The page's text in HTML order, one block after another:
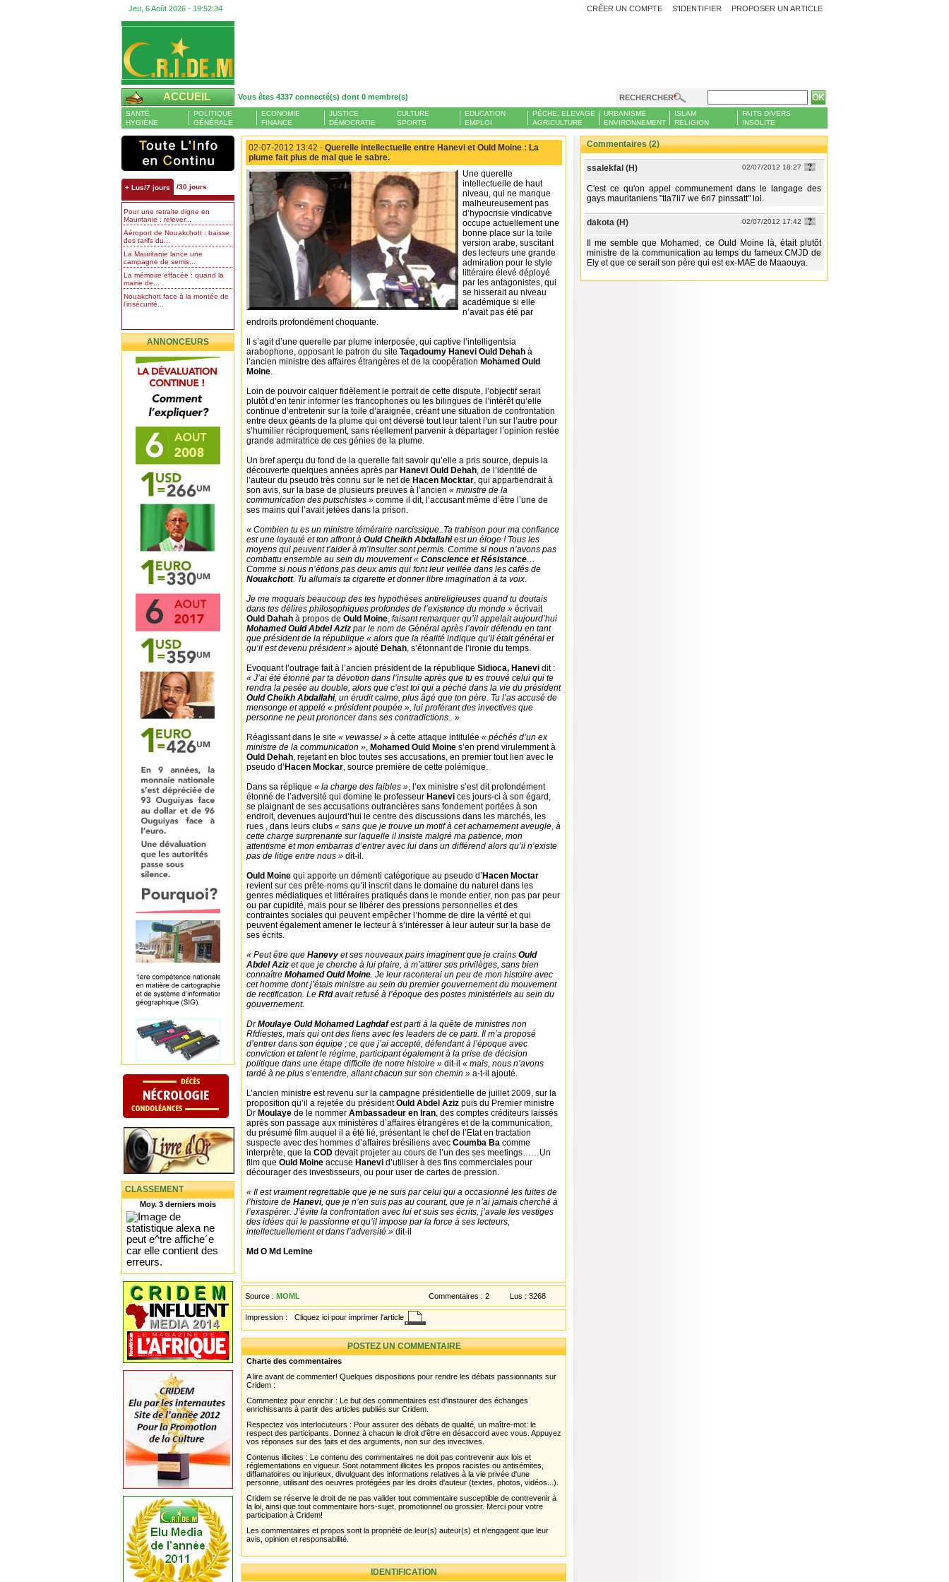
Jeu, 6 Août 2026 - 19:52:35 PROPOSER UN ARTICLE
CRÉER UN COMPTE S'IDENTIFIER
ACCUEIL Vous êtes 4337 connecté(s) dont 0 membre(s) RECHERCHER
SANTÉ
HYGIÈNE
POLITIQUE
GÉNÉRALE
ECONOMIE
FINANCE
JUSTICE
DÉMOCRATIE
CULTURE
SPORTS
EDUCATION
EMPLOI
PÊCHE, ELEVAGE
AGRICULTURE
URBANISME
ENVIRONNEMENT
ISLAM
RELIGION
FAITS DIVERS
INSOLITE
+ Lus/7 jours /30 jours
Pour une retraite digne en
Mauritanie : relever...
Aéroport de Nouakchott : baisse
des tarifs du...
La Mauritanie lance une
campagne de semis...
La mémoire effacée : quand la
mairie de...
Nouakchott face à la montée de
l’insécurité...
ANNONCEURS
CLASSEMENT
Moy. 3 derniers mois
02-07-2012 13:42 - Querelle intellectuelle entre Hanevi et Ould Moine : La
plume fait plus de mal que le sabre.
Une querelle
intellectuelle de haut
niveau, qui ne manque
malheureusement pas
d’hypocrisie vindicative
occupe actuellement une
bonne place sur la toile
version arabe, suscitant
des lecteurs une grande
admiration pour le style
littéraire élevé déployé
par les antagonistes, qui
se hisserait au niveau
académique si elle
n’avait pas été par
endroits profondément choquante.
Il s’agit d’une querelle par plume interposée, qui captive l’intelligentsia
arabophone, opposant le patron du site Taqadoumy Hanevi Ould Dehah à
l’ancien ministre des affaires étrangères et de la coopération Mohamed Ould
Moine.
Loin de pouvoir calquer fidèlement le portrait de cette dispute, l’objectif serait
plutôt d’en tenir informer les francophones ou les bilingues de l’intérêt qu’elle
continue d’entretenir sur la toile d’araignée, créant une situation de confrontation
entre deux géants de la plume qui ont déversé tout leur talent l’un sur l’autre pour
s’humilier réciproquement, sans réellement parvenir à départager l’opinion restée
grande admiratrice de ces génies de la plume.
Un bref aperçu du fond de la querelle fait savoir qu’elle a pris source, depuis la
découverte quelques années après par Hanevi Ould Dehah, de l’identité de
l’auteur du pseudo très connu sur le net de Hacen Mocktar, qui appartiendrait à
son avis, sur la base de plusieurs preuves à l’ancien « ministre de la
communication des putschistes » comme il dit, l’accusant même d’être l’une de
ses mains qui l’avait jetées dans la prison.
« Combien tu es un ministre téméraire narcissique..Ta trahison pour ma confiance
est une loyauté et ton affront à Ould Cheikh Abdallahiest un éloge ! Tous les
moyens qui peuvent t’aider à m’insulter sont permis. Comme si nous n’avons pas
combattu ensemble au sein du mouvement « Conscience et Résistance…
Comme si nous n’étions pas deux amis qui font leur veillée dans les cafés de
Nouakchott. Tu allumais ta cigarette et donner libre imagination à ta voix.
Je me moquais beaucoup des tes hypothèses antireligieuses quand tu doutais
dans tes délires philosophiques profondes de l’existence du monde » écrivait
Ould Dahah à propos de Ould Moine, faisant remarquer qu’il appelait aujourd’hui
Mohamed Ould Abdel Aziz par le nom de Général après l’avoir défendu en tant
que président de la république « alors que la réalité indique qu’il était général et
qu’il est devenu président » ajouté Dehah, s’étonnant de l’ironie du temps.
Evoquant l’outrage fait à l’ancien président de la république Sidioca, Hanevi dit :
« J’ai été étonné par ta dévotion dans l’insulte après que tu es trouvé celui qui te
rendra la pesée au double, alors que c’est toi qui a péché dans la vie du président
Ould Cheikh Abdallahi, un érudit calme, plus âgé que ton père. Tu l’as accusé de
mensonge et appelé « président poupée », lui proférant des invectives que
personne ne peut prononcer dans ses contradictions.. »
Réagissant dans le site « vewassel » à cette attaque intitulée « péchés d’un ex
ministre de la communication », Mohamed Ould Moine s’en prend virulemment à
Ould Dehah, rejetant en bloc toutes ses accusations, en premier tout lien avec le
pseudo d’ Hacen Mockar, source première de cette polémique.
Dans sa réplique « la charge des faibles », l’ex ministre s’est dit profondément
étonné de l’adversité qui domine le professeur Hanevi ces jours-ci à son égard,
se plaignant de ses accusations outrancières sans fondement portées à son
endroit, devenues aujourd’hui le centre des discussions dans les marchés, les
rues , dans leurs clubs « sans que je trouve un motif à cet acharnement aveugle, à
cette charge surprenante sur laquelle il insiste malgré ma patience, mon
attentisme et mon embarras d’entrer avec lui dans un différend alors qu’il n’existe
pas de litige entre nous » dit-il.
Ould Moine qui apporte un démenti catégorique au pseudo d’ Hacen Moctar
revient sur ces prête-noms qu’il inscrit dans le domaine du naturel dans les
genres médiatiques et littéraires pratiqués dans le monde entier, non pas par peur
ou par cupidité, mais pour se libérer des pressions personnelles et des
contraintes sociales qui peuvent empêcher l’homme de dire la vérité et qui
peuvent également amener le lecteur à s’intéresser à leur auteur sur la base de
ses écrits.
« Peut être que Hanevy et ses nouveaux pairs imaginent que je crains Ould
Abdel Aziz et que je cherche à lui plaire, à m’attirer ses privilèges, sans bien
connaître Mohamed Ould Moine. Je leur raconterai un peu de mon histoire avec
cet homme dont j’étais ministre au sein du premier gouvernement du mouvement
de rectification. Le Rfdavait refusé à l’époque des postes ministériels au sein du
gouvernement.
DrMoulaye Ould Mohamed Laghdafest parti à la quête de ministres non
Rfdiestes, mais qui ont des liens avec les leaders de ce parti. Il m’a proposé
d’entrer dans son équipe ; ce que j’ai accepté, défendant à l’époque avec
conviction et talent le régime, participant également à la prise de décision
politique dans une étape difficile de notre histoire » dit-il « mais, nous n’avons
tardé à ne plus s’entendre, allant chacun sur son chemin » a-t-il ajouté.
L’ancien ministre est revenu sur la campagne présidentielle de juillet 2009, sur la
proposition qu’il a rejetée du présidentOuld Abdel Aziz puis du Premier ministre
Dr Moulaye de le nommer Ambassadeur en Iran, des comptes créditeurs laissés
après son passage aux ministères d’affaires étrangères et de la communication,
du présumé film auquel il a été lié, présentant le chef de l’Etat en tractation
suspecte avec des hommes d’affaires brésiliens avec Coumba Ba comme
interprète, que la COD devait projeter au cours de l’un des ses meetings……Un
film que Ould Moine accuse Hanevi d’utiliser à des fins commerciales pour
décourager des investisseurs, ou pour user de cartes de pression.
« Il est vraiment regrettable que je ne suis par celui qui a occasionné les fuites de
l’histoire de Hanevi, que je n’en suis pas au courant, que je n’ai jamais cherché à
l’exaspérer. J’évite la confrontation avec lui et suis ses écrits, j’avale les vestiges
des idées qui le passionne et qu’il impose par la force à ses lecteurs,
intellectuellement et dans l’adversité » dit-il
Md O Md Lemine
Source : MOML Commentaires : 2 Lus : 3268
Impression : Cliquez ici pour imprimer l'article
POSTEZ UN COMMENTAIRE
Charte des commentaires
A lire avant de commenter! Quelques dispositions pour rendre les débats passionnants sur
Cridem :
Commentez pour enrichir : Le but des commentaires est d'instaurer des échanges
enrichissants à partir des articles publiés sur Cridem.
Respectez vos interlocuteurs : Pour assurer des débats de qualité, un maître-mot: le
respect des participants. Donnez à chacun le droit d'être en désaccord avec vous. Appuyez
vos réponses sur des faits et des arguments, non sur des invectives.
Contenus illicites : Le contenu des commentaires ne doit pas contrevenir aux lois et
réglementations en vigueur. Sont notamment illicites les propos racistes ou antisémites,
diffamatoires ou injurieux, divulguant des informations relatives à la vie privée d'une
personne, utilisant des oeuvres protégées par les droits d'auteur (textes, photos, vidéos...).
Cridem se réserve le droit de ne pas valider tout commentaire susceptible de contrevenir à
la loi, ainsi que tout commentaire hors-sujet, promotionnel ou grossier. Merci pour votre
participation à Cridem!
Les commentaires et propos sont la propriété de leur(s) auteur(s) et n'engagent que leur
avis, opinion et responsabilité.
IDENTIFICATION
Commentaires (2)
ssalekfal (H) 02/07/2012 18:27
C'est ce qu'on appel communement dans le langage des
gays mauritaniens "tla7li7 we 6ri7 pinssatt" lol.
dakota (H) 02/07/2012 17:42
Il me semble que Mohamed, ce Ould Moine là, était plutôt
ministre de la communication au temps du fameux CMJD de
Ely et que ce serait son père qui est ex-MAE de Maaouya.